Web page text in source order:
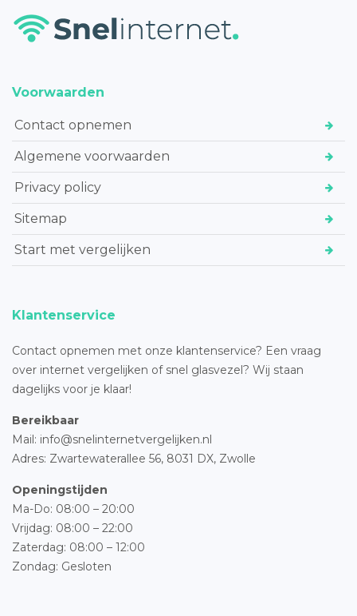
Voorwaarden
Contact opnemen
Algemene voorwaarden
Privacy policy
Sitemap
Start met vergelijken
Klantenservice
Contact opnemen met onze klantenservice? Een vraag
over internet vergelijken of snel glasvezel? Wij staan
dagelijks voor je klaar!
Bereikbaar
Mail: info@snelinternetvergelijken.nl
Adres: Zwartewaterallee 56, 8031 DX, Zwolle
Openingstijden
Ma-Do: 08:00 – 20:00
Vrijdag: 08:00 – 22:00
Zaterdag: 08:00 – 12:00
Zondag: Gesloten